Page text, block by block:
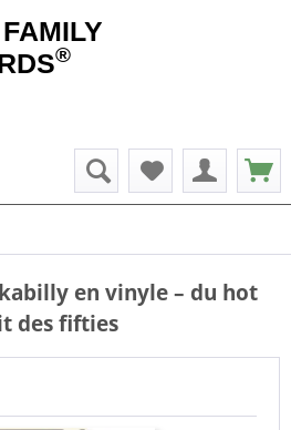
®
en vinyle – du hot
des fifties